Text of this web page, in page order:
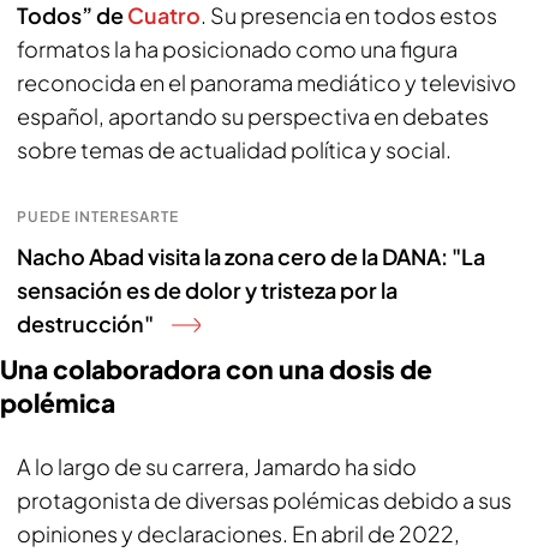
Todos” deCuatro. Su presencia en todos estos
formatos la ha posicionado como una figura
reconocida en el panorama mediático y televisivo
español, aportando su perspectiva en debates
sobre temas de actualidad política y social.
PUEDE INTERESARTE
Nacho Abad visita la zona cero de la DANA: "La
sensación es de dolor y tristeza por la
destrucción"
Una colaboradora con una dosis de
polémica
A lo largo de su carrera, Jamardo ha sido
protagonista de diversas polémicas debido a sus
opiniones y declaraciones. En abril de 2022,